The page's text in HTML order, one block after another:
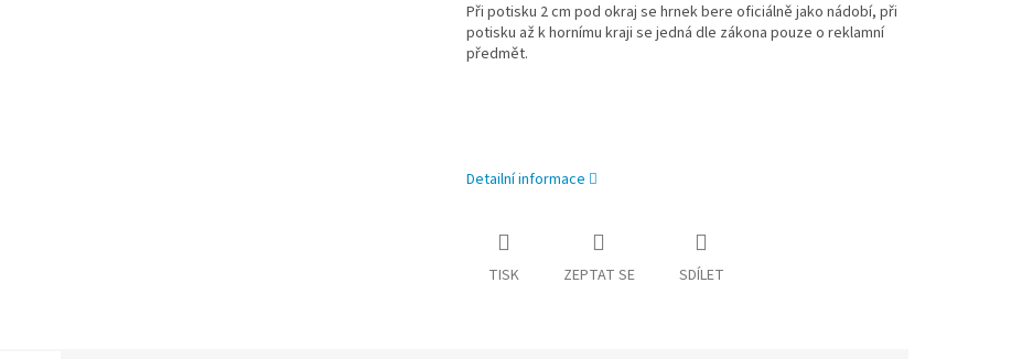
Při potisku 2 cm pod okraj se hrnek bere oficiálně jako nádobí, při
potisku až k hornímu kraji se jedná dle zákona pouze o reklamní
předmět.
Detailní informace
TISK ZEPTAT SE SDÍLET